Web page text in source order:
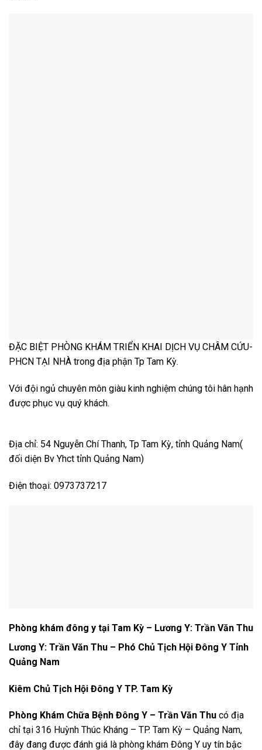
ĐẶC BIỆT PHÒNG KHÁM TRIỂN KHAI DỊCH VỤ CHÂM CỨU-
PHCN TẠI NHÀ trong địa phận Tp Tam Kỳ.
Với đội ngủ chuyên môn giàu kinh nghiệm chúng tôi hân hạnh
được phục vụ quý khách.
Địa chỉ: 54 Nguyễn Chí Thanh, Tp Tam Kỳ, tỉnh Quảng Nam(
đối diện Bv Yhct tỉnh Quảng Nam)
Điện thoại: 0973737217
Phòng khám đông y tại Tam Kỳ – Lương Y: Trần Văn Thu
Lương Y: Trần Văn Thu – Phó Chủ Tịch Hội Đông Y Tỉnh
Quảng Nam
Kiêm Chủ Tịch Hội Đông Y TP. Tam Kỳ
Phòng Khám Chữa Bệnh Đông Y – Trần Văn Thu có địa
chỉ tại 316 Huỳnh Thúc Kháng – TP. Tam Kỳ – Quảng Nam,
đây đang được đánh giá là phòng khám Đông Y uy tín bậc